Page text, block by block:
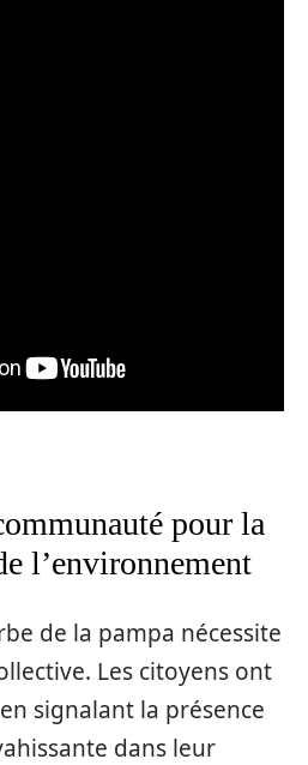
pour la
l’environnement
de la pampa nécessite
Les citoyens ont
signalant la présence
dans leur